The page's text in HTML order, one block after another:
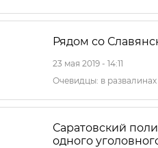
Рядом со
23 мая 2019 - 14:11
Очевидцы: в
Саратовский
одного